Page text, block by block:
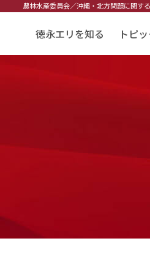
農林水産委員会／沖縄・北方問題に関す
徳永エリを知る トピ